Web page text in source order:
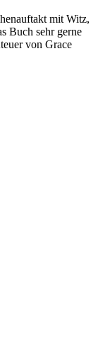
mit Witz,
Buch sehr gerne
von Grace